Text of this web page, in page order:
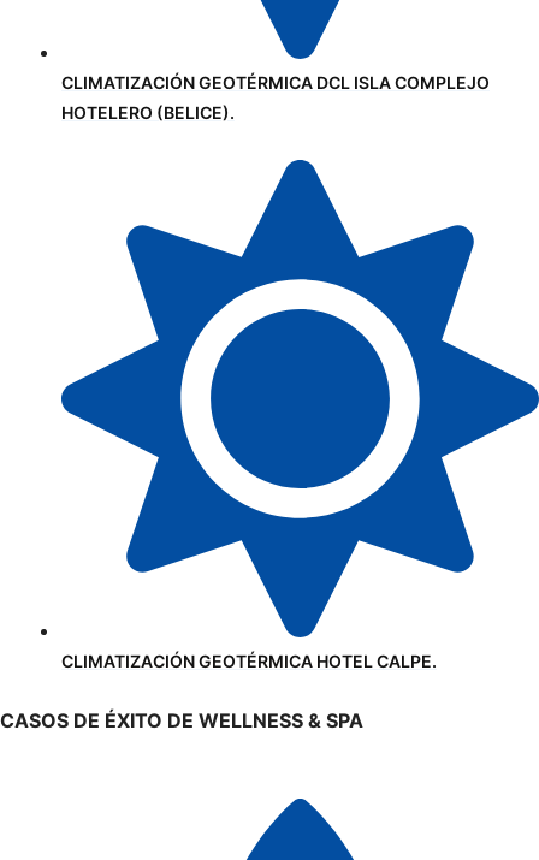
CLIMATIZACIÓN GEOTÉRMICA DCL ISLA COMPLEJO
HOTELERO (BELICE).
CLIMATIZACIÓN GEOTÉRMICA HOTEL CALPE.
CASOS DE ÉXITO DE WELLNESS & SPA